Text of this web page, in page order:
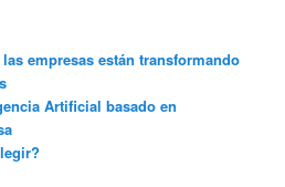
empresas están transformando
Artificial basado en